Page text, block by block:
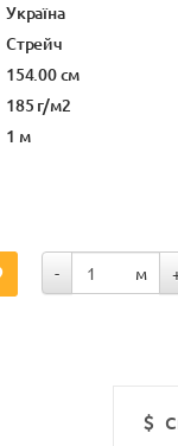
Україна
Стрейч
154.00 см
185 г/м2
1 м
- м